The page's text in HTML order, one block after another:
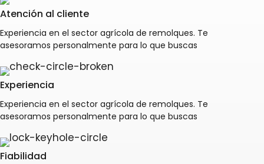
Atención al cliente
Experiencia en el sector agrícola de remolques. Te
asesoramos personalmente para lo que buscas
Experiencia
Experiencia en el sector agrícola de remolques. Te
asesoramos personalmente para lo que buscas
Fiabilidad